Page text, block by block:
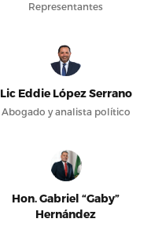
Representantes
Lic Eddie López Serrano
Abogado y analista político
Hon. Gabriel “Gaby”
Hernández